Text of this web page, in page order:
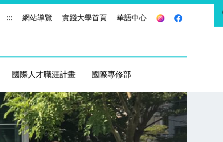
::: 網站導覽 實踐大學首頁 華語中心
國際人才職涯計畫 國際專修部